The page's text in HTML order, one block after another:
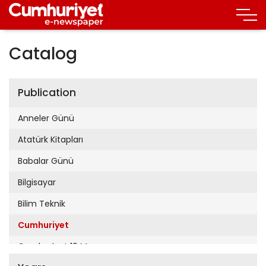
Catalog
Publication
Anneler Günü
Atatürk Kitapları
Babalar Günü
Bilgisayar
Bilim Teknik
Cumhuriyet
Cumhuriyet 19 Mayıs